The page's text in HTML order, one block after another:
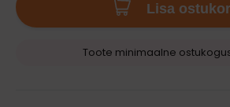
Lisa
Toote minimaalne